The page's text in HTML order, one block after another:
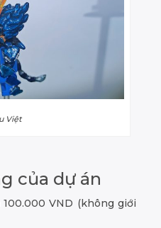
Việt
của dự án
VND (không giới